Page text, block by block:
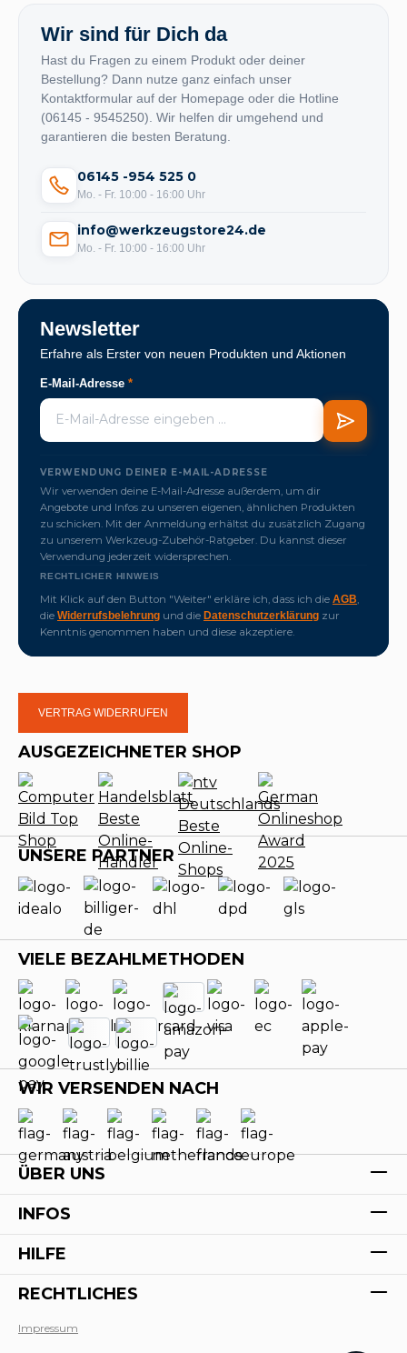
Wir sind für Dich da
Hast du Fragen zu einem Produkt oder deiner
Bestellung? Dann nutze ganz einfach unser
Kontaktformular auf der Homepage oder die Hotline
(06145 - 9545250). Wir helfen dir umgehend und
garantieren die besten Beratung.
06145 -954 525 0
Mo. - Fr. 10:00 - 16:00 Uhr
info@werkzeugstore24.de
Mo. - Fr. 10:00 - 16:00 Uhr
Newsletter
Erfahre als Erster von neuen Produkten und Aktionen
E-Mail-Adresse *
VERWENDUNG DEINER E-MAIL-ADRESSE
Wir verwenden deine E-Mail-Adresse außerdem, um dir
Angebote und Infos zu unseren eigenen, ähnlichen Produkten
zu schicken. Mit der Anmeldung erhältst du zusätzlich Zugang
zu unserem Werkzeug-Zubehör-Ratgeber. Du kannst dieser
Verwendung jederzeit widersprechen.
RECHTLICHER HINWEIS
Mit Klick auf den Button "Weiter" erkläre ich, dass ich die AGB
die Widerrufsbelehrung und die Datenschutzerklärung zur
Kenntnis genommen haben und diese akzeptiere.
VERTRAG WIDERRUFEN
AUSGEZEICHNETER SHOP
UNSERE PARTNER
VIELE BEZAHLMETHODEN
WIR VERSENDEN NACH
ÜBER UNS
INFOS
HILFE
RECHTLICHES
Impressum